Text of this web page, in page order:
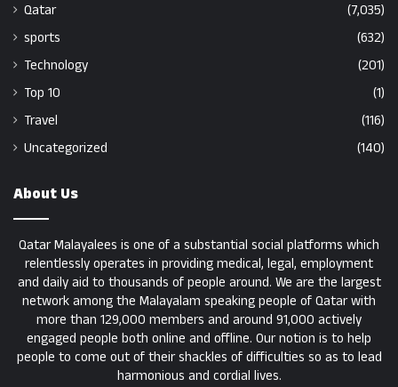
Qatar
(7,035)
sports
(632)
Technology
(201)
Top 10
(1)
Travel
(116)
Uncategorized
(140)
About Us
Qatar Malayalees is one of a substantial social platforms which
relentlessly operates in providing medical, legal, employment
and daily aid to thousands of people around. We are the largest
network among the Malayalam speaking people of Qatar with
more than 129,000 members and around 91,000 actively
engaged people both online and offline. Our notion is to help
people to come out of their shackles of difficulties so as to lead
harmonious and cordial lives.